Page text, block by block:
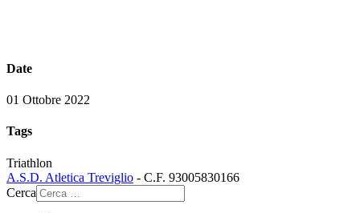
Date
01 Ottobre 2022
Tags
Triathlon
A.S.D. Atletica Treviglio - C.F. 93005830166
Cerca